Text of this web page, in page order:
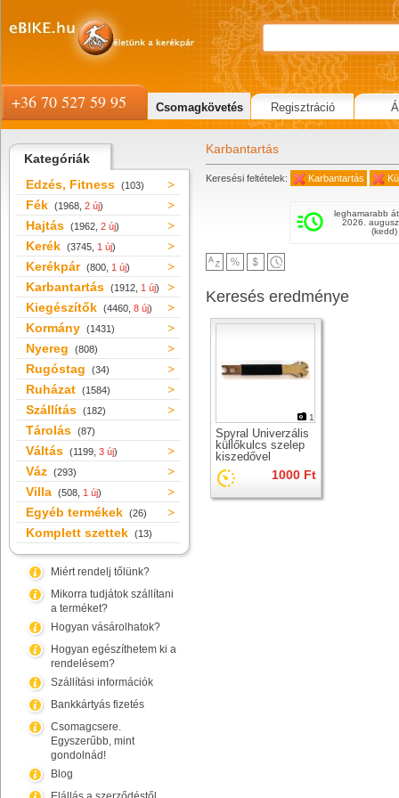
Kategóriák
Edzés, Fitness (103)
Fék (1968, 2 új)
Hajtás (1962, 2 új)
Kerék (3745, 1 új)
Kerékpár (800, 1 új)
Karbantartás (1912, 1 új)
Kiegészítők (4460, 8 új)
Kormány (1431)
Nyereg (808)
Rugóstag (34)
Ruházat (1584)
Szállítás (182)
Tárolás (87)
Váltás (1199, 3 új)
Váz (293)
Villa (508, 1 új)
Egyéb termékek (26)
Komplett szettek (13)
Miért rendelj tőlünk?
Mikorra tudjátok szállítani
a terméket?
Hogyan vásárolhatok?
Hogyan egészíthetem ki a
rendelésem?
Szállítási információk
Bankkártyás fizetés
Csomagcsere.
Egyszerűbb, mint
gondolnád!
Blog
Karbantartás
Keresési feltételek: Karbantartás
leghamarabb
2026.
(kedd)
Keresés eredménye
1
Spyral Univerzális
küllőkulcs szelep
kiszedővel
1000 Ft
+36 70 527 59 95 Csomagkövetés Regisztráció